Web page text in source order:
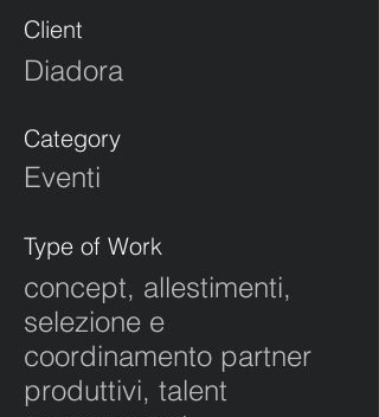
Client
Diadora
Category
Eventi
Type of Work
concept, allestimenti,
selezione e
coordinamento partner
produttivi, talent